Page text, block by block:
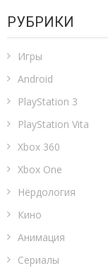
РУБРИКИ
Игры
Android
PlayStation 3
PlayStation Vita
Xbox 360
Xbox One
Нёрдология
Кино
Анимация
Сериалы